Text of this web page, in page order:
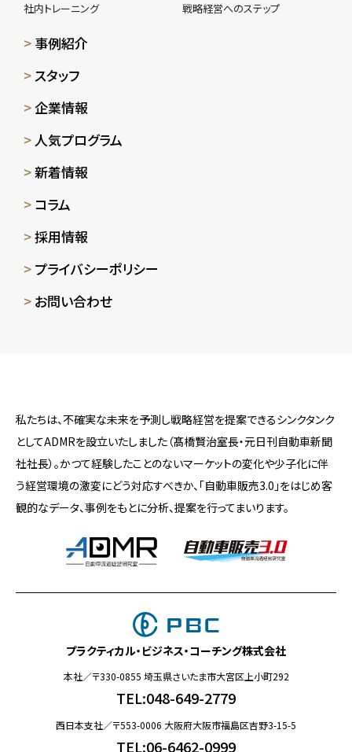
社内トレーニング
戦略経営へのステップ
事例紹介
スタッフ
企業情報
人気プログラム
新着情報
コラム
採用情報
プライバシーポリシー
お問い合わせ
私たちは、不確実な未来を予測し戦略経営を提案できるシンクタンク
としてADMRを設立いたしました（髙橋賢治室長・元日刊自動車新聞
社社長）。かつて経験したことのないマーケットの変化や少子化に伴
う経営環境の激変にどう対応すべきか、「自動車販売3.0」をはじめ客
観的なデータ、事例をもとに分析、提案を行ってまいります。
プラクティカル・ビジネス・コーチング株式会社
本社／〒330-0855 埼玉県さいたま市大宮区上小町292
TEL:048-649-2779
西日本支社／〒553-0006 大阪府大阪市福島区吉野3-15-5
TEL:06-6462-0999